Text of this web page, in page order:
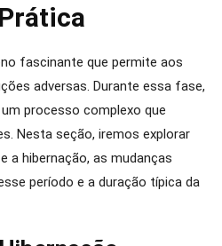
fascinante que permite aos
adversas. Durante essa fase,
processo complexo que
Nesta seção, iremos explorar
a hibernação, as mudanças
período e a duração típica da